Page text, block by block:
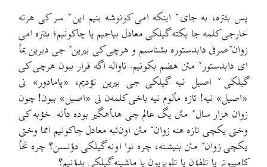
پس بئتره، به جایˇ اینکه امی کونوشه بنیم اینˇ سر کی هرته
خارجی کلمه جا یکته گیلکی معادل بیاجیم یا چاکونیم؛ بئتره امی
زوانˇصرفی دابدستوره بشناسیم و هرچی کی بیرینˇ جی دیرین بمأ
ای دابدستورˇ مئن هضم بکونیم. ناواله اگه قرار ببون هرچی کی
گیلکیˇ اصیل نیه گیلکی جی بیرین تؤدیم، «پامادور» نی
«اصیل» نیه! تازه مألوم نیه باخی کلمه‌ن نی «اصیل»‌ ببون! چون
زوان هزار سالˇ مئن یگ عالم چی هدأهگیر بوده دأنه. خؤبه کی
وختی یکچی تازه هنه زوانˇ مئن اون‌ئبه معادل چاکونیم امما وختی
یکچی زوانˇ مئن بنیشته، چره نوا اونه گیلکی دؤنسن؟ چره نخأ
کامپیوتر یا تلفؤن یا تلویزیون یا ماشینه گیلکی بدؤنیم؟